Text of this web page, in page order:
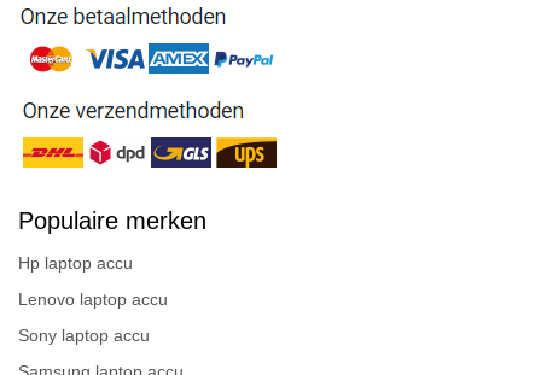
Populaire merken
Hp laptop accu
Lenovo laptop accu
Sony laptop accu